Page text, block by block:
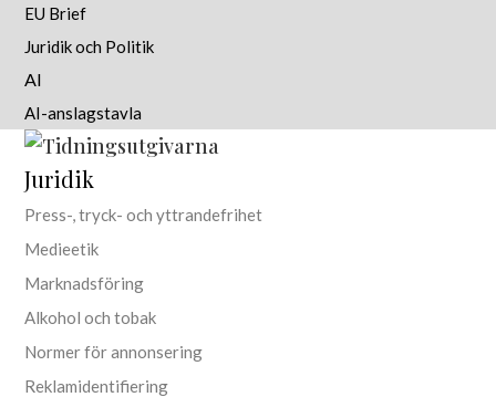
EU Brief
Juridik och Politik
AI
AI-anslagstavla
Juridik
Press-, tryck- och yttrandefrihet
Medieetik
Marknadsföring
Alkohol och tobak
Normer för annonsering
Reklamidentifiering